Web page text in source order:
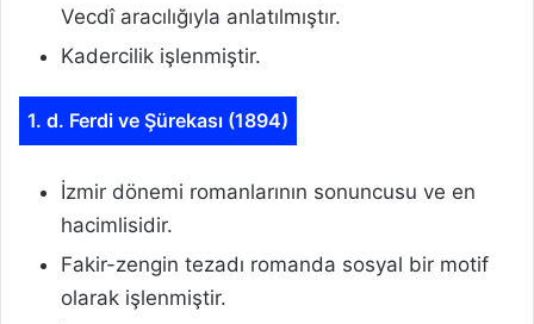
Vecdî aracılığıyla anlatılmıştır.
Kadercilik işlenmiştir.
1. d. Ferdi ve Şürekası (1894)
İzmir dönemi romanlarının sonuncusu ve en
hacimlisidir.
Fakir-zengin tezadı romanda sosyal bir motif
olarak işlenmiştir.